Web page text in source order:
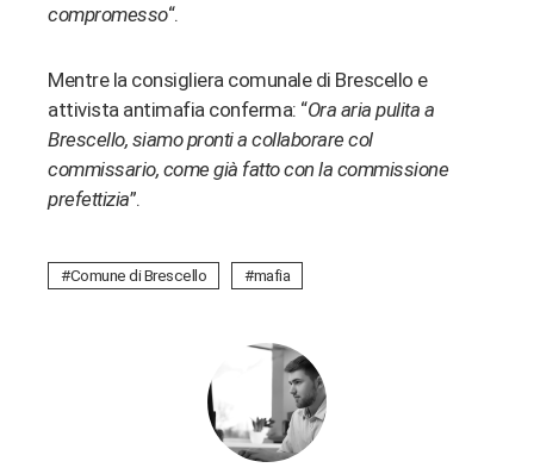
compromesso“.
Mentre la consigliera comunale di Brescello e
attivista antimafia conferma: “Ora aria pulita a
Brescello, siamo pronti a collaborare col
commissario, come già fatto con la commissione
prefettizia”.
Comune di Brescello mafia